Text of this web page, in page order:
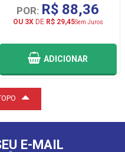
POR: R$ 88,36
OU 3XDE R$ 29,45Sem Juros
ADICIONAR
E-MAIL